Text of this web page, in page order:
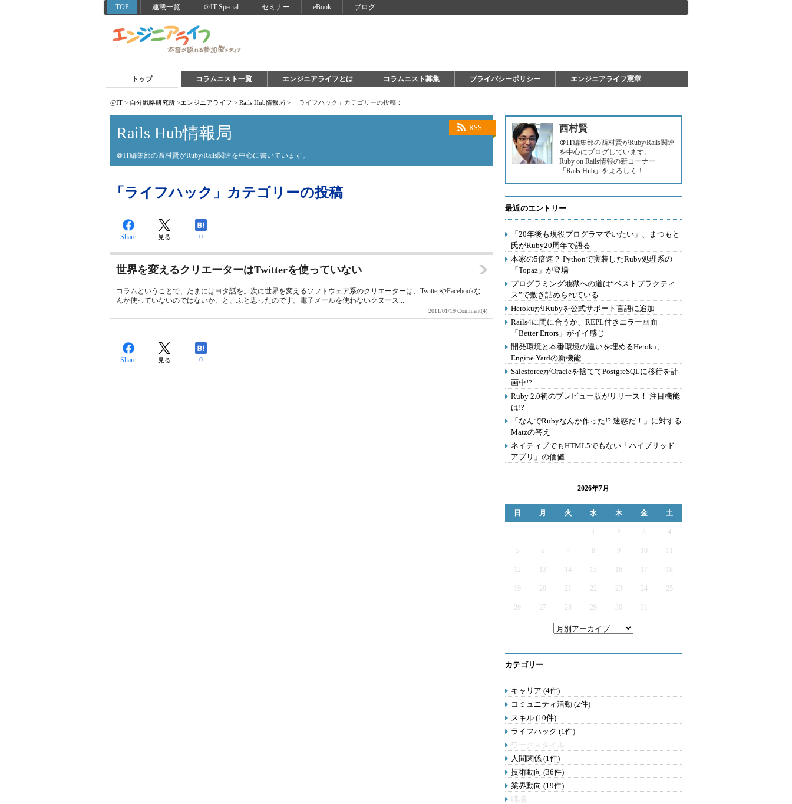
TOP 連載一覧 ＠IT Special セミナー eBook ブログ
トップ コラムニスト一覧 エンジニアライフとは コラムニスト募集 プライバシーポリシー エンジニアライフ憲章
@IT > 自分戦略研究所 >エンジニアライフ > Rails Hub情報局 > 「ライフハック」カテゴリーの投稿：
RSS
Rails Hub情報局
＠IT編集部の西村賢がRuby/Rails関連を中心に書いています。
「ライフハック」カテゴリーの投稿
Share 見る 0
世界を変えるクリエーターはTwitterを使っていない
コラムということで、たまにはヨタ話を。次に世界を変えるソフトウェア系のクリエーターは、TwitterやFacebookな
んか使っていないのではないか、と、ふと思ったのです。電子メールを使わないクヌース...
2011/01/19 Comment(4)
Share 見る 0
西村賢
＠IT編集部の西村賢がRuby/Rails関連
を中心にブログしています。
Ruby on Rails情報の新コーナー
「Rails Hub」 をよろしく！
最近のエントリー
「20年後も現役プログラマでいたい」、まつもと
氏がRuby20周年で語る
本家の5倍速？ Pythonで実装したRuby処理系の
「Topaz」が登場
プログラミング地獄への道は“ベストプラクティ
ス”で敷き詰められている
HerokuがJRubyを公式サポート言語に追加
Rails4に間に合うか、REPL付きエラー画面
「Better Errors」がイイ感じ
開発環境と本番環境の違いを埋めるHeroku、
Engine Yardの新機能
SalesforceがOracleを捨ててPostgreSQLに移行を計
画中!?
Ruby 2.0初のプレビュー版がリリース！ 注目機能
は!?
「なんでRubyなんか作った!? 迷惑だ！」に対する
Matzの答え
ネイティブでもHTML5でもない「ハイブリッド
アプリ」の価値
2026年7月
日 月 火 水 木 金 土
2 3 4
5 6 7 9
12 13 14 15 16 17
19 20 21 22 23 24 25
26 27 28 29 30 31
カテゴリー
キャリア (4件)
コミュニティ活動 (2件)
スキル (10件)
ライフハック (1件)
ワークスタイル
人間関係 (1件)
技術動向 (36件)
業界動向 (19件)
職場